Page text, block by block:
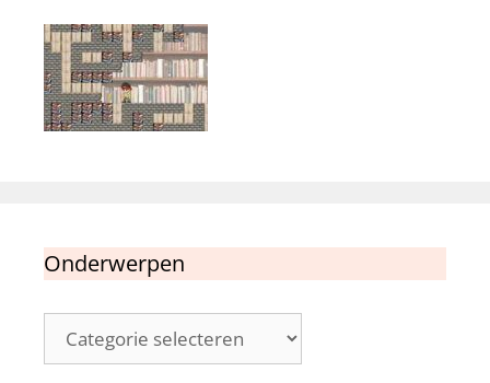
Onderwerpen